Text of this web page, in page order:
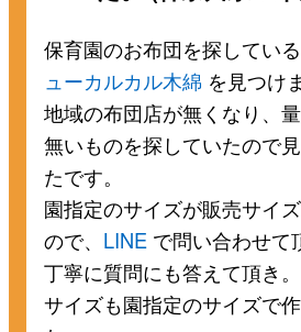
保育園のお布団を探してい
ューカルカル木綿 を見つけ
地域の布団店が無くなり、
無いものを探していたので
たです。
園指定のサイズが販売サイ
ので、 LINE で問い合わせて
丁寧に質問にも答えて頂き。
サイズも園指定のサイズで